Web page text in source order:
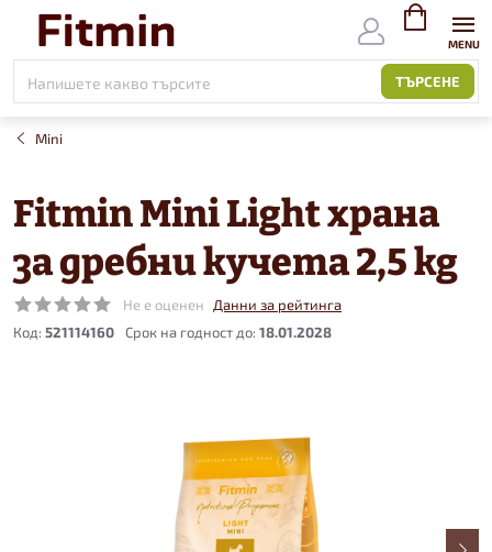
съдържанието
ТЪРСЕНЕ
ВИЖ
Mini
Fitmin Mini Light храна
за дребни кучета 2,5 kg
Не е оценен
Данни за рейтинга
Код: 521114160 18.01.2028